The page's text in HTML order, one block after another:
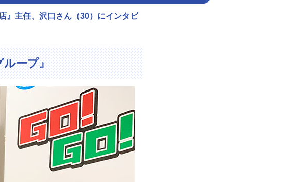
』主任、沢口さん（30）にインタビ
ループ』